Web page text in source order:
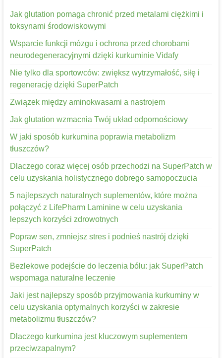
Jak glutation pomaga chronić przed metalami ciężkimi i
toksynami środowiskowymi
Wsparcie funkcji mózgu i ochrona przed chorobami
neurodegeneracyjnymi dzięki kurkuminie Vidafy
Nie tylko dla sportowców: zwiększ wytrzymałość, siłę i
regenerację dzięki SuperPatch
Związek między aminokwasami a nastrojem
Jak glutation wzmacnia Twój układ odpornościowy
W jaki sposób kurkumina poprawia metabolizm
tłuszczów?
Dlaczego coraz więcej osób przechodzi na SuperPatch w
celu uzyskania holistycznego dobrego samopoczucia
5 najlepszych naturalnych suplementów, które można
połączyć z LifePharm Laminine w celu uzyskania
lepszych korzyści zdrowotnych
Popraw sen, zmniejsz stres i podnieś nastrój dzięki
SuperPatch
Bezlekowe podejście do leczenia bólu: jak SuperPatch
wspomaga naturalne leczenie
Jaki jest najlepszy sposób przyjmowania kurkuminy w
celu uzyskania optymalnych korzyści w zakresie
metabolizmu tłuszczów?
Dlaczego kurkumina jest kluczowym suplementem
przeciwzapalnym?